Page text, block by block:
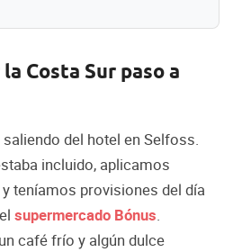
Costa Sur paso a
del hotel en Selfoss.
incluido, aplicamos
teníamos provisiones del día
supermercado Bónus.
café frío y algún dulce